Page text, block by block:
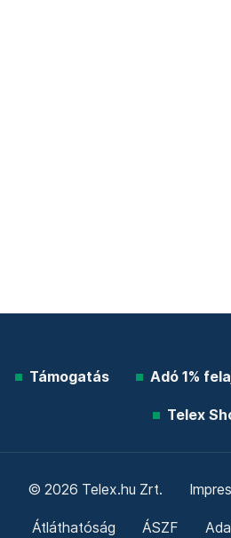
Támogatás Adó 1%
Telex
© 2026 Telex.hu Zrt.
Átláthatóság ÁSZF